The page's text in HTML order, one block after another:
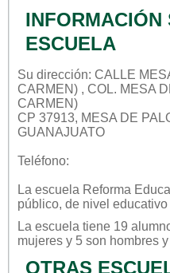
INFORMACIÓN
ESCUELA
Su dirección: CALLE
CARMEN) , COL. MESA
CARMEN)
CP 37913, MESA DE
GUANAJUATO
Teléfono:
La escuela Reforma
público, de nivel educativo
La escuela tiene 19
mujeres y 5 son hombres
OTRAS